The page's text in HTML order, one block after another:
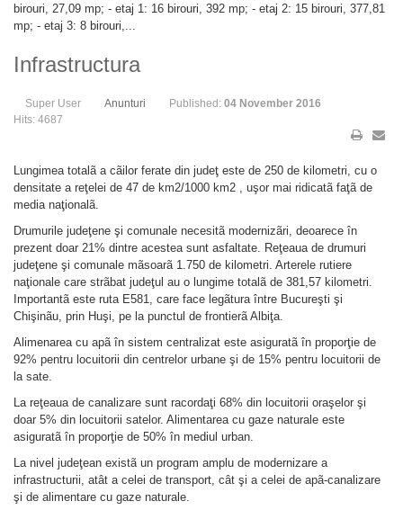
birouri, 27,09 mp; - etaj 1: 16 birouri, 392 mp; - etaj 2: 15 birouri, 377,81
mp; - etaj 3: 8 birouri,...
Infrastructura
Super User Anunturi Published: 04 November 2016
Hits: 4687
Lungimea totalã a cãilor ferate din judeţ este de 250 de kilometri, cu o
densitate a reţelei de 47 de km2/1000 km2 , uşor mai ridicatã faţã de
media naţionalã.
Drumurile judeţene şi comunale necesitã modernizãri, deoarece în
prezent doar 21% dintre acestea sunt asfaltate. Reţeaua de drumuri
judeţene şi comunale mãsoarã 1.750 de kilometri. Arterele rutiere
naţionale care strãbat judeţul au o lungime totalã de 381,57 kilometri.
Importantã este ruta E581, care face legãtura între Bucureşti şi
Chişinãu, prin Huşi, pe la punctul de frontierã Albiţa.
Alimenarea cu apã în sistem centralizat este asiguratã în proporţie de
92% pentru locuitorii din centrelor urbane şi de 15% pentru locuitorii de
la sate.
La reţeaua de canalizare sunt racordaţi 68% din locuitorii oraşelor şi
doar 5% din locuitorii satelor. Alimentarea cu gaze naturale este
asiguratã în proporţie de 50% în mediul urban.
La nivel judeţean existã un program amplu de modernizare a
infrastructurii, atât a celei de transport, cât şi a celei de apã-canalizare
şi de alimentare cu gaze naturale.